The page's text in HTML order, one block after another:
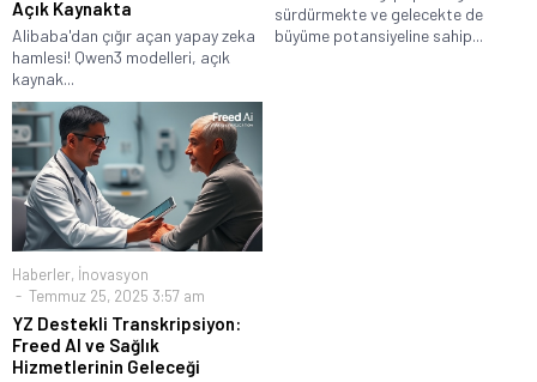
Açık Kaynakta
Alibaba'dan çığır açan yapay zeka
hamlesi! Qwen3 modelleri, açık
kaynak...
sürdürmekte ve gelecekte de
büyüme potansiyeline sahip...
Haberler, İnovasyon
Temmuz 25, 2025 3:57 am
YZ Destekli Transkripsiyon:
Freed AI ve Sağlık
Hizmetlerinin Geleceği